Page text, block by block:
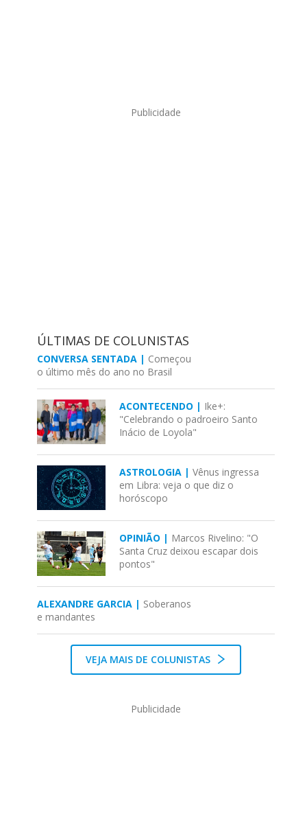
Publicidade
ÚLTIMAS DE COLUNISTAS
CONVERSA SENTADA | Começou
o último mês do ano no Brasil
ACONTECENDO | Ike+:
"Celebrando o padroeiro Santo
Inácio de Loyola"
ASTROLOGIA |Vênus ingressa
em Libra: veja o que diz o
horóscopo
OPINIÃO | Marcos Rivelino: "O
Santa Cruz deixou escapar dois
pontos"
ALEXANDRE GARCIA | Soberanos
e mandantes
VEJA MAIS DE COLUNISTAS
Publicidade